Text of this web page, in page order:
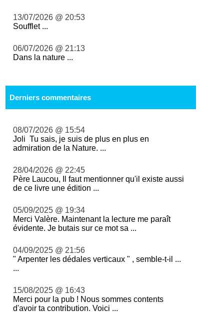
13/07/2026 @ 20:53
Soufflet ...
06/07/2026 @ 21:13
Dans la nature ...
Derniers commentaires
08/07/2026 @ 15:54
Joli Tu sais, je suis de plus en plus en
admiration de la Nature. ...
28/04/2026 @ 22:45
Père Laucou, Il faut mentionner qu'il existe aussi
de ce livre une édition ...
05/09/2025 @ 19:34
Merci Valère. Maintenant la lecture me paraît
évidente. Je butais sur ce mot sa ...
04/09/2025 @ 21:56
" Arpenter les dédales verticaux " , semble-t-il ...
...
15/08/2025 @ 16:43
Merci pour la pub ! Nous sommes contents
d'avoir ta contribution. Voici ...